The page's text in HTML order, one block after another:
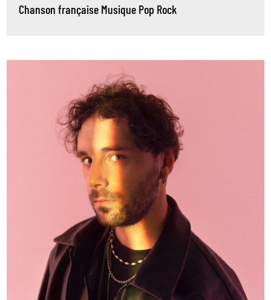
Chanson française Musique Pop Rock